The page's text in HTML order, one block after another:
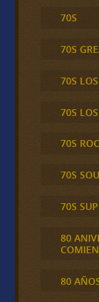
70S
70S
70S
70S
70S
70S
70S
80
80